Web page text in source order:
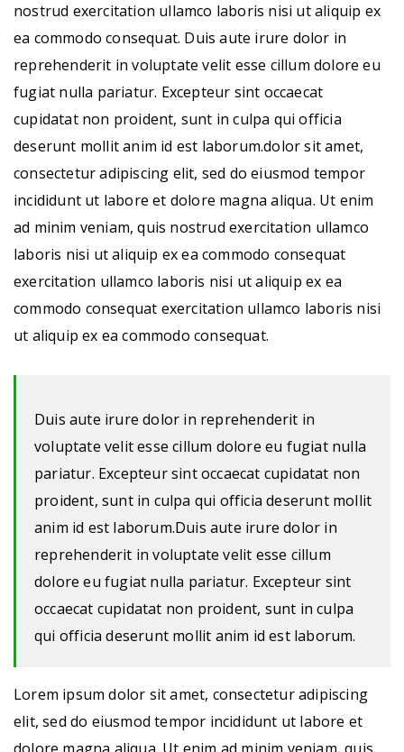
nostrud exercitation ullamco laboris nisi ut aliquip ex
ea commodo consequat. Duis aute irure dolor in
reprehenderit in voluptate velit esse cillum dolore eu
fugiat nulla pariatur. Excepteur sint occaecat
cupidatat non proident, sunt in culpa qui officia
deserunt mollit anim id est laborum.dolor sit amet,
consectetur adipiscing elit, sed do eiusmod tempor
incididunt ut labore et dolore magna aliqua. Ut enim
ad minim veniam, quis nostrud exercitation ullamco
laboris nisi ut aliquip ex ea commodo consequat
exercitation ullamco laboris nisi ut aliquip ex ea
commodo consequat exercitation ullamco laboris nisi
ut aliquip ex ea commodo consequat.
Duis aute irure dolor in reprehenderit in
voluptate velit esse cillum dolore eu fugiat nulla
pariatur. Excepteur sint occaecat cupidatat non
proident, sunt in culpa qui officia deserunt mollit
anim id est laborum.Duis aute irure dolor in
reprehenderit in voluptate velit esse cillum
dolore eu fugiat nulla pariatur. Excepteur sint
occaecat cupidatat non proident, sunt in culpa
qui officia deserunt mollit anim id est laborum.
Lorem ipsum dolor sit amet, consectetur adipiscing
elit, sed do eiusmod tempor incididunt ut labore et